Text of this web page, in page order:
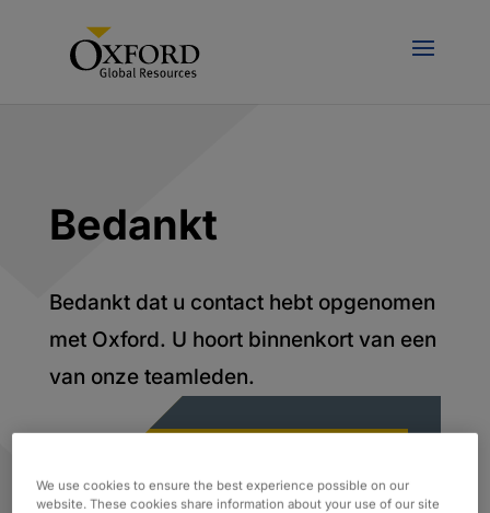
Bedankt
Bedankt dat u contact hebt opgenomen
met Oxford. U hoort binnenkort van een
van onze teamleden.
We use cookies to ensure the best experience possible on our
website. These cookies share information about your use of our site